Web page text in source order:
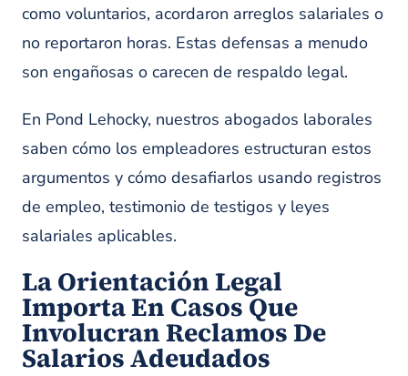
como voluntarios, acordaron arreglos salariales o
no reportaron horas. Estas defensas a menudo
son engañosas o carecen de respaldo legal.
En Pond Lehocky, nuestros abogados laborales
saben cómo los empleadores estructuran estos
argumentos y cómo desafiarlos usando registros
de empleo, testimonio de testigos y leyes
salariales aplicables.
La Orientación Legal
Importa En Casos Que
Involucran Reclamos De
Salarios Adeudados